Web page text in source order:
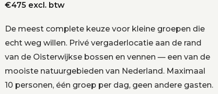
€475 excl. btw
De meest complete keuze voor kleine groepen die
echt weg willen. Privé vergaderlocatie aan de rand
van de Oisterwijkse bossen en vennen — een van de
mooiste natuurgebieden van Nederland. Maximaal
10 personen, één groep per dag, geen andere gasten.